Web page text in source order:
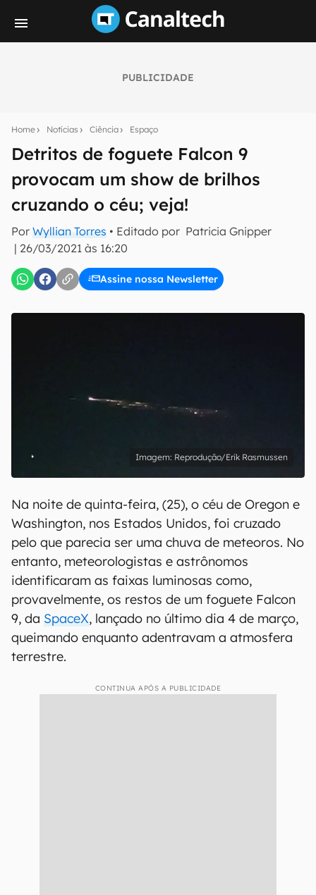
PUBLICIDADE
Home Notícias Ciência Espaço
Detritos de foguete Falcon 9
provocam um show de brilhos
cruzando o céu; veja!
Por Wyllian Torres • Editado por Patricia Gnipper
| 26/03/2021 às 16:20
Assine nossa Newsletter
notícias e reviews sobre tecnologia em primeira
mão.
E-mail
inscreva-se
Confirmo que li, aceito e concordo com os Termos de
Uso e Política de Privacidade do Canaltech.
Reprodução/Erik Rasmussen
Na noite de quinta-feira, (25), o céu de Oregon e
Washington, nos Estados Unidos, foi cruzado
pelo que parecia ser uma chuva de meteoros. No
entanto, meteorologistas e astrônomos
identificaram as faixas luminosas como,
provavelmente, os restos de um foguete Falcon
9, da SpaceX, lançado no último dia 4 de março,
queimando enquanto adentravam a atmosfera
terrestre.
CONTINUA APÓS A PUBLICIDADE